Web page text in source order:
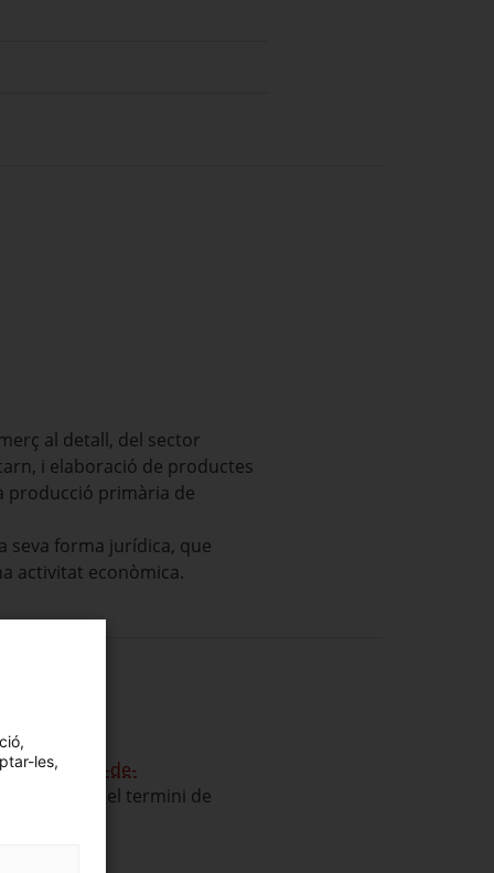
al detall, del sector
i elaboració de productes
producció primària de
seva forma jurídica, que
activitat econòmica.
i-talls-de-
del servei i el termini de
les,